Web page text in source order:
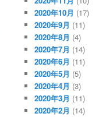
2020年10月 (17)
2020年9月 (11)
2020年8月 (4)
2020年7月 (14)
2020年6月 (11)
2020年5月 (5)
2020年4月 (3)
2020年3月 (11)
2020年2月 (14)